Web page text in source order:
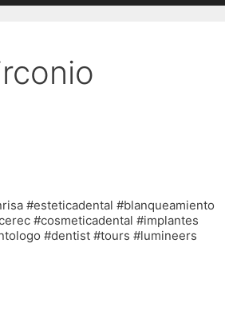
#esteticadental #blanqueamiento
#cosmeticadental #implantes
#dentist #tours #lumineers